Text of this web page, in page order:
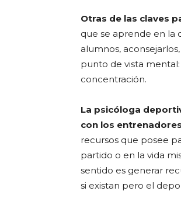
Otras de las claves
que se aprende en la
alumnos,
punto de vista
concentración.
La psicóloga
con los
recursos que posee
partido o en la vida
sentido es generar
si existan pero el